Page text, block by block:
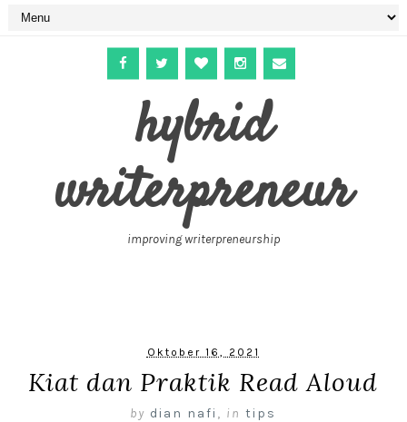
hybrid
writerpreneur
improving writerpreneurship
Oktober 16, 2021
Kiat dan Praktik Read Aloud
by dian nafi , in tips